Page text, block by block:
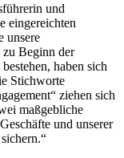
und
eingereichten
unsere
zu Beginn der
haben sich
Stichworte
ziehen sich
maßgebliche
und unserer